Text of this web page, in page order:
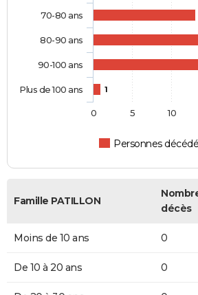
1
Personnes
70-80 ans
80-90 ans
90-100 ans
Plus de 100 ans
0 5 10
Famille PATILLON
décès
Moins de 10 ans 0
De 10 à 20 ans 0